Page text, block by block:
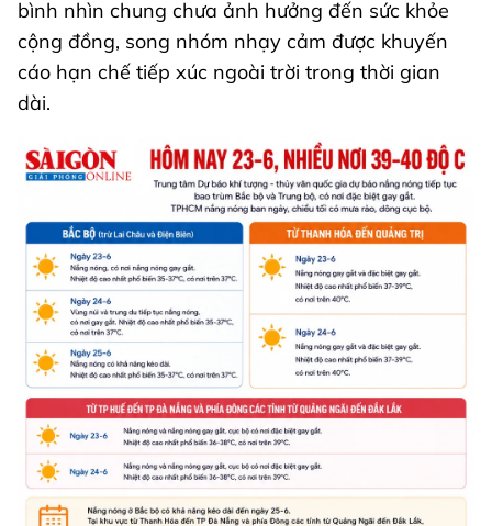
bình nhìn chung chưa ảnh hưởng đến sức khỏe
cộng đồng, song nhóm nhạy cảm được khuyến
cáo hạn chế tiếp xúc ngoài trời trong thời gian
dài.